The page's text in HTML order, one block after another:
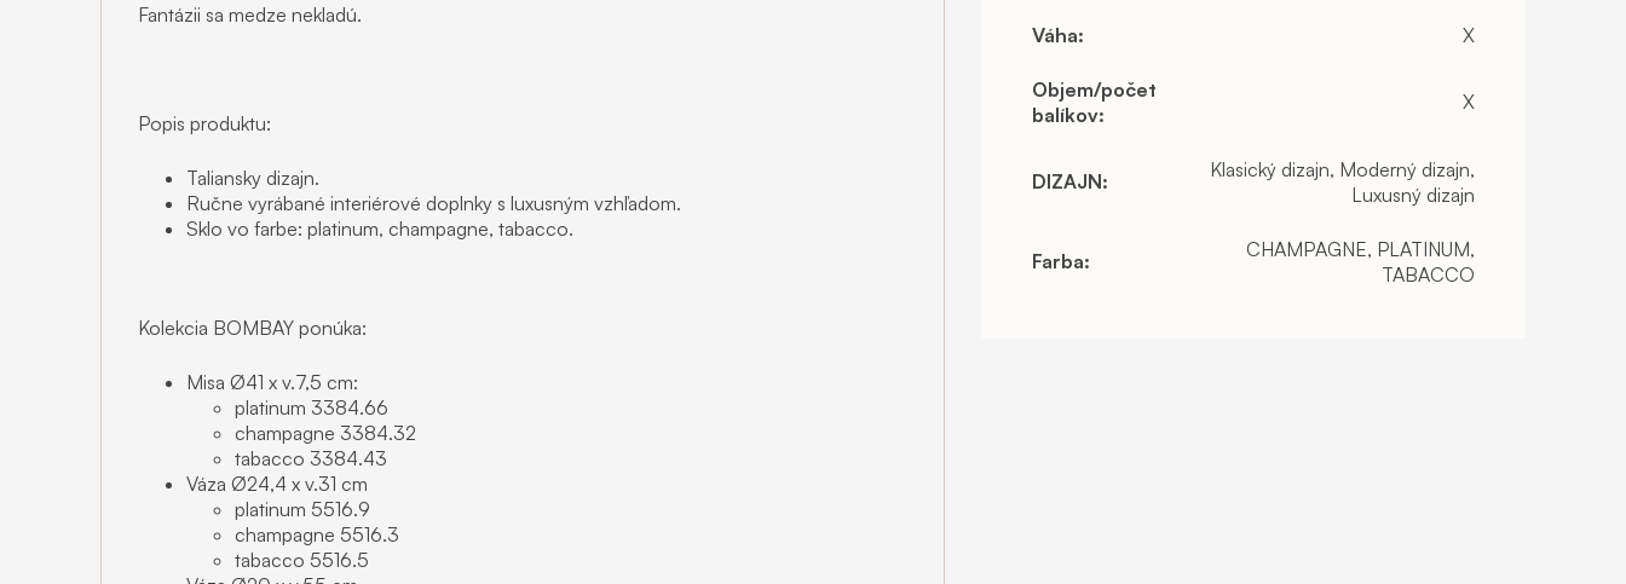
Fantázii sa medze nekladú.
Popis produktu:
Taliansky dizajn.
Ručne vyrábané interiérové doplnky s luxusným vzhľadom.
Sklo vo farbe: platinum, champagne, tabacco.
Kolekcia BOMBAY ponúka:
Misa Ø41 x v.7,5 cm:
platinum 3384.66
champagne 3384.32
tabacco 3384.43
Váza Ø24,4 x v.31 cm
platinum 5516.9
champagne 5516.3
tabacco 5516.5
Váha: X
Objem/počet
balíkov:
X
DIZAJN:
Klasický dizajn, Moderný dizajn,
Luxusný dizajn
Farba:
CHAMPAGNE, PLATINUM,
TABACCO